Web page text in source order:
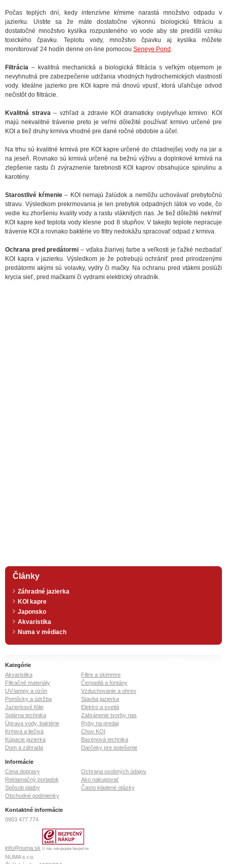
Počas teplých dní, kedy intenzívne kŕmime narastá množstvo odpadu v
jazierku. Uistite sa že máte dostatočne výkonnú biologickú filtráciu a
dostatočné množstvo kyslíka rozpusteného vo vode aby ste predišli vzniku
toxického čpavku. Teplotu vody, množstvo čpavku aj kyslíka môžete
monitorovať 24 hodín denne on-line pomocou Seneye Pond .
Filtrácia – kvalitná mechanická a biologická filtrácia s veľkým objemom je
nevyhnutná pre zabezpečenie udržania vhodných hydrochemických vlastností
vody. Ideálne jazierko pre KOI kapre má dnovú vpusť, ktorá uľahčuje odvod
nečistôt do filtrácie.
Kvalitná strava– vzhľad a zdravie KOI dramaticky ovplyvňuje krmivo. KOI
majú nekvalitné trávenie preto je veľmi dôležité používať krmivo určené pre
KOI a tiež druhy krmiva vhodné pre dané ročné obdobie a účel.
Na trhu sú kvalitné krmivá pre KOI kapre určené do chladnejšej vody na jar a
na jeseň. Rovnako sú krmivá určené na bežnú výživu a doplnkové krmivá na
zlepšenie rastu či zvýraznenie farebnosti KOI kaprov obsahujúce spirulinu a
karotény.
Starostlivé kŕmenie – KOI nemajú žalúdok a nemôžu uchovávať prebytočnú
stravu. Výsledkom prekrmovania je len prebytok odpadných látok vo vode, čo
vedie ku zhoršeniu kvality vody a rastu vláknitých rias. Je tiež dôležité nekŕmiť
KOI kapre keď teplota vody klesne pod 8 stupňov. V takejto teplote nepracuje
trávenie KOI a rovnako baktérie vo filtry nedokážu spracovať odpad z krmiva.
Ochrana pred predátormi – vďaka žiarivej farbe a veľkosti je ťažké nezbadať
KOI kapra v jazierku. Výsledkom je že potrebujú ochrániť pred prirodzenými
predátormi akými sú volavky, vydry či mačky. Na ochranu pred vtákmi poslúži
krycia sieť, pred mačkami či vydrami elektrický ohradník.
Články
Záhradné jazierka
KOI kapre
Japonsko
Akvaristika
Numa v médiach
Kategórie
Akvaristika
Filtre a skimmre
Filtračné materiály
Čerpadlá a fontány
UV-lampy a ozón
Vzduchovanie a ohrev
Pomôcky a údržba
Stavba jazierka
Jazierkové fólie
Elektro a svetlá
Solárna technika
Zabránenie tvorby rias
Úprava vody, baktérie
Ryby na predaj
Krmivá a liečivá
Chov KOI
Kúpacie jazierka
Bazénová technika
Dom a záhrada
Darčeky pre potešenie
Informácie
Cena dopravy
Ochrana osobných údajov
Reklamačný poriadok
Ako nakupovať
Spôsob platby
Často kladené otázky
Obchodné podmienky
Kontaktné informácie
0903 477 774
info@numa.sk U nás nakupujete bezpečne
NUMA s.r.o.